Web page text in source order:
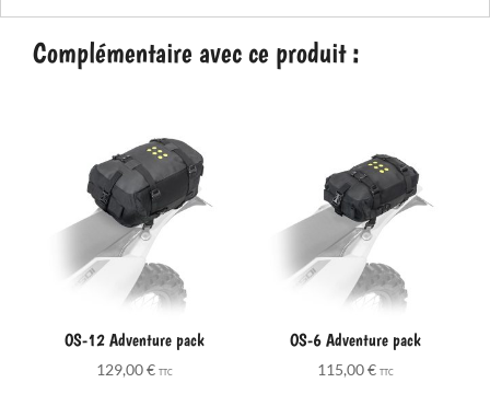
18
Adventure
Complémentaire avec ce produit :
OS-12 Adventure pack
129,00€ TTC
OS-6 Adventure pack
115,00€ TTC